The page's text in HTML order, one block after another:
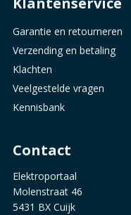
Garantie en retourneren
Verzending en betaling
Klachten
Veelgestelde vragen
Kennisbank
Contact
Elektroportaal
Molenstraat 46
5431 BX Cuijk